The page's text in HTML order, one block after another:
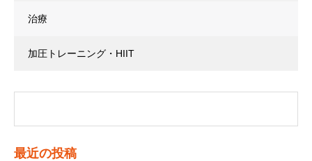
治療
加圧トレーニング・HIIT
最近の投稿